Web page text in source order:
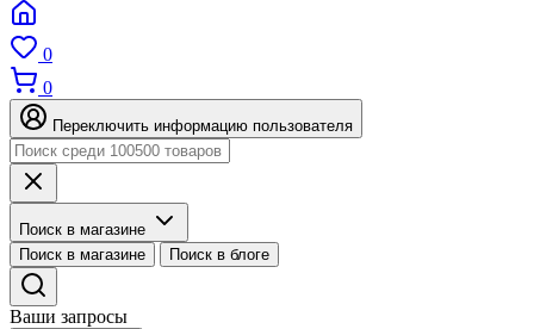
0
0
Переключить информацию пользователя
Поиск в магазине
Поиск в магазине
Поиск в блоге
Ваши запросы